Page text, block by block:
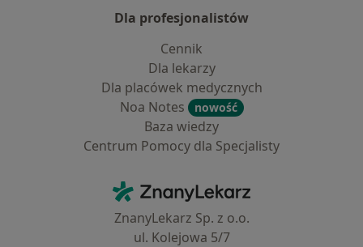
Dla profesjonalistów
Cennik
Dla lekarzy
Dla placówek medycznych
Noa Notes
nowość
Baza wiedzy
Centrum Pomocy dla Specjalisty
ZnanyLekarz - Strona główna
ZnanyLekarz Sp. z o.o.
ul. Kolejowa 5/7